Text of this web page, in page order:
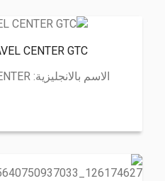
CENTER GTC
الاسم بالانجليزية: